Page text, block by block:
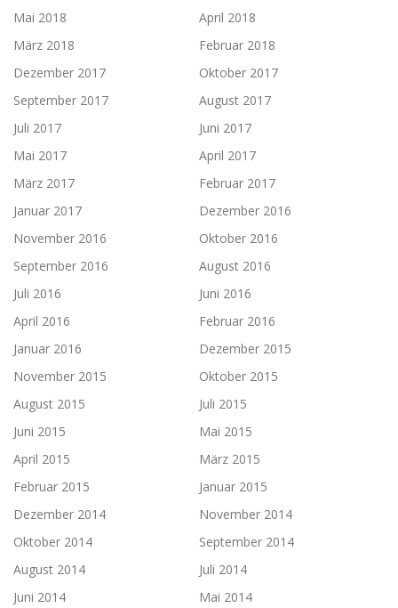
Mai 2018
April 2018
März 2018
Februar 2018
Dezember 2017
Oktober 2017
September 2017
August 2017
Juli 2017
Juni 2017
Mai 2017
April 2017
März 2017
Februar 2017
Januar 2017
Dezember 2016
November 2016
Oktober 2016
September 2016
August 2016
Juli 2016
Juni 2016
April 2016
Februar 2016
Januar 2016
Dezember 2015
November 2015
Oktober 2015
August 2015
Juli 2015
Juni 2015
Mai 2015
April 2015
März 2015
Februar 2015
Januar 2015
Dezember 2014
November 2014
Oktober 2014
September 2014
August 2014
Juli 2014
Juni 2014
Mai 2014